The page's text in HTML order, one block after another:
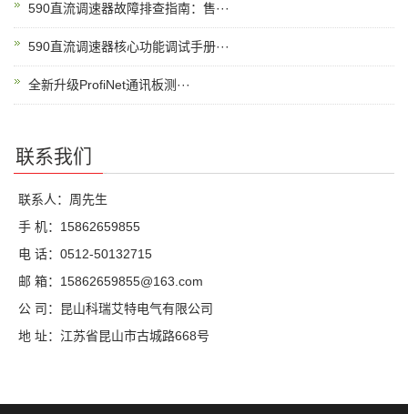
590直流调速器故障排查指南：售···
590直流调速器核心功能调试手册···
全新升级ProfiNet通讯板测···
联系我们
联系人：周先生
手 机：15862659855
电 话：0512-50132715
邮 箱：15862659855@163.com
公 司：昆山科瑞艾特电气有限公司
地 址：江苏省昆山市古城路668号